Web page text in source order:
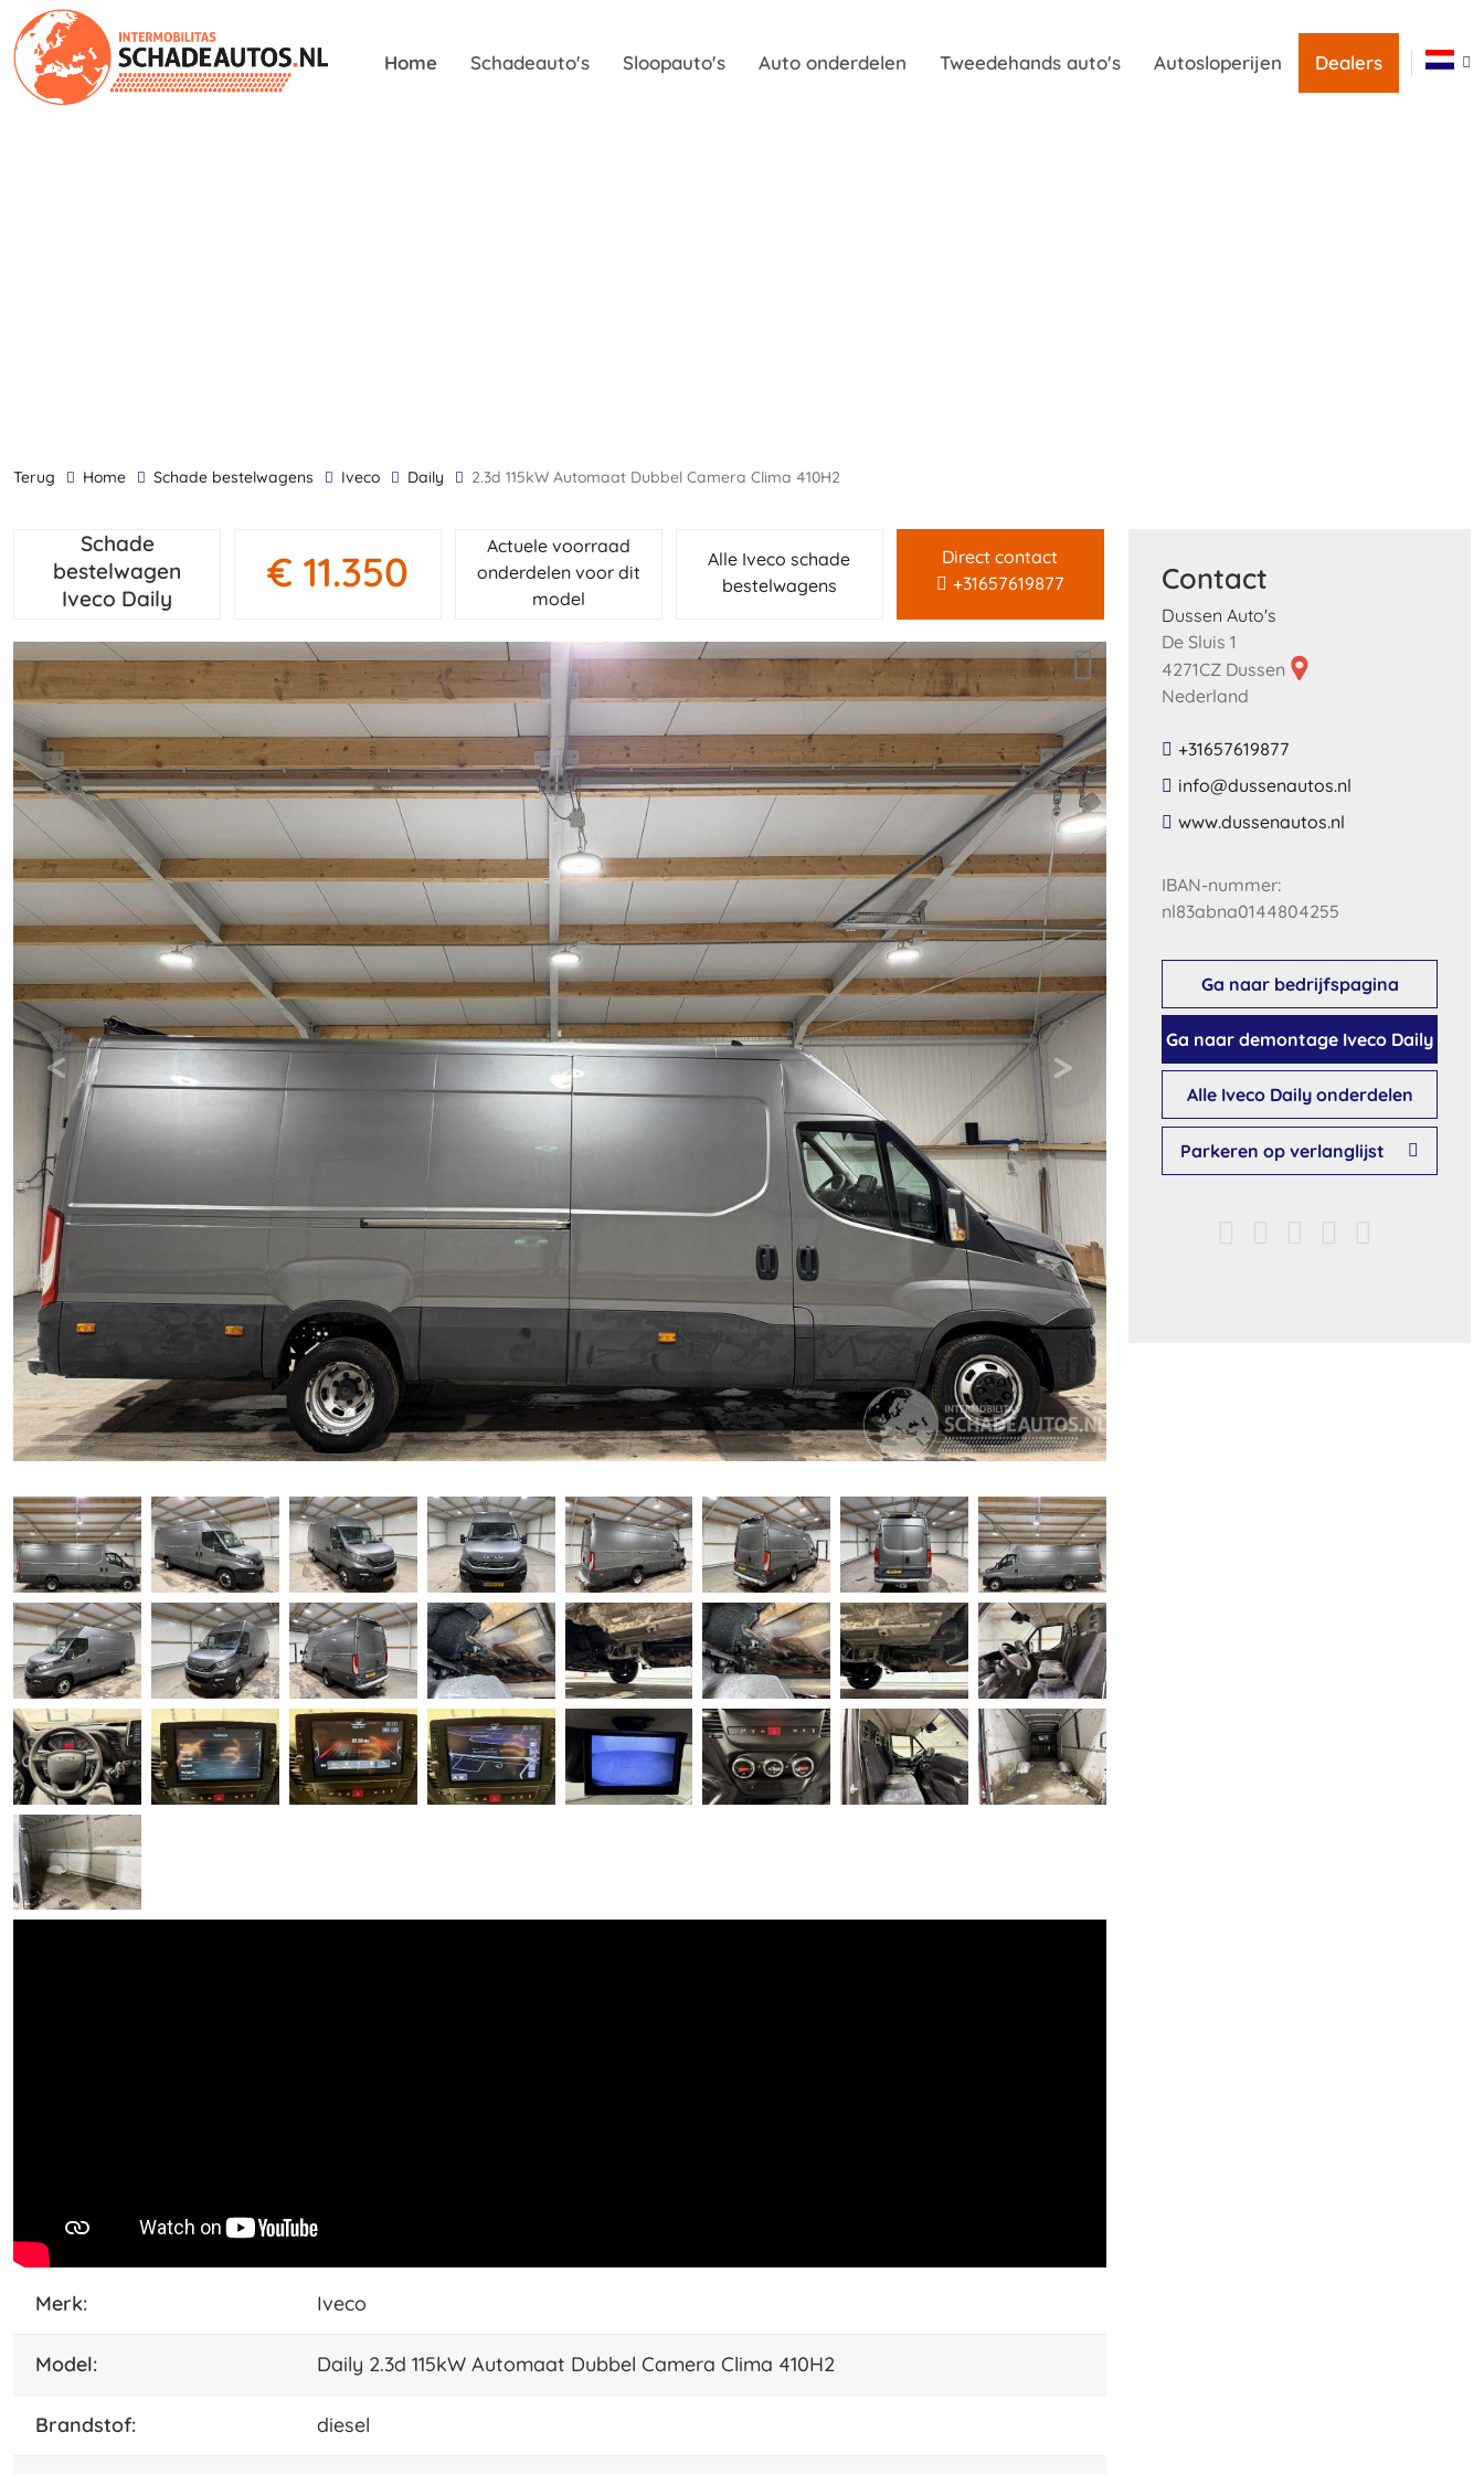
Home Schadeauto's Sloopauto's Auto onderdelen Tweedehands auto's Autosloperijen Dealers
terug Home Schade bestelwagens Iveco Daily 2.3d 115kW Automaat Dubbel Camera Clima 410H2
Schade
bestelwagen
Iveco Daily
€ 11.350
Actuele voorraad
onderdelen voor dit
model
Alle Iveco schade
bestelwagens
Direct contact
+31657619877
merk: Iveco
model: Daily 2.3d 115kW Automaat Dubbel Camera Clima 410H2
brandstof: diesel
Contact
Dussen Auto's
De Sluis 1
4271CZ Dussen
Nederland
+31657619877
​info​@​dussenautos​.​nl​
​www​.​dussenautos​.​nl​
IBAN-nummer:
nl83abna0144804255
Ga naar bedrijfspagina
Ga naar demontage Iveco Daily
Alle Iveco Daily onderdelen
Parkeren op verlanglijst